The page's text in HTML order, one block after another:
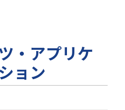
・アプリケ
ョン